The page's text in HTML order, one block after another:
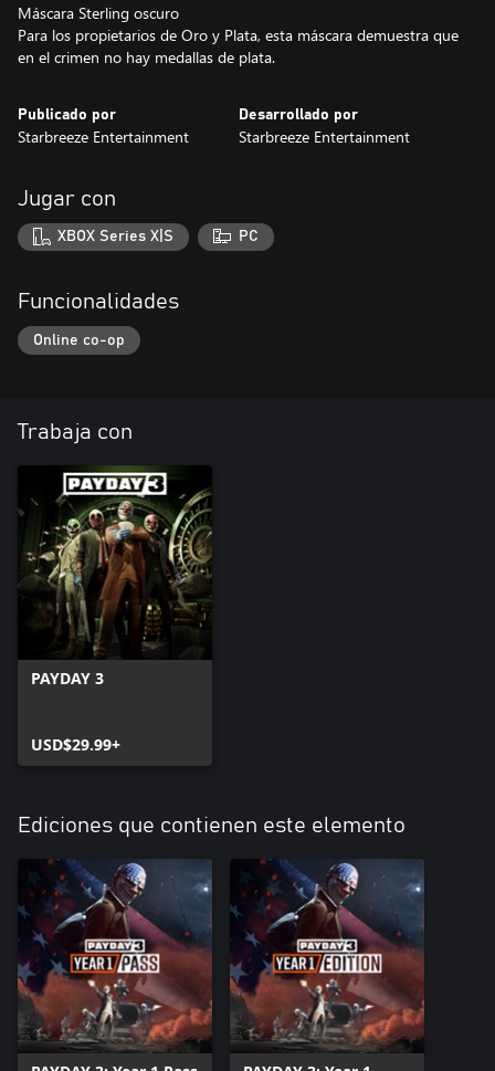
Máscara Sterling oscuro
Para los propietarios de Oro y Plata, esta máscara demuestra que
Publicado por
Starbreeze Entertainment
Desarrollado por
Starbreeze Entertainment
Jugar con
XBOX Series X|S PC
Funcionalidades
Online co-op
Trabaja con
PAYDAY 3
USD$29.99+
Ediciones que contienen este elemento